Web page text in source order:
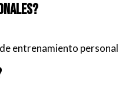
entrenamiento